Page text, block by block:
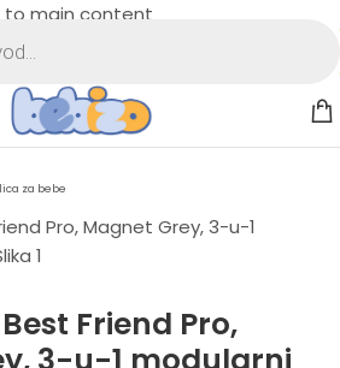
to main content
za bebe
Friend Pro,